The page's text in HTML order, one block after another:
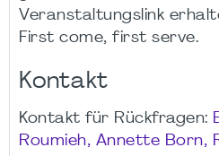
Veranstaltungslink
First come, first serve.
Kontakt
Kontakt für Rückfragen:
Roumieh, Annette Born,